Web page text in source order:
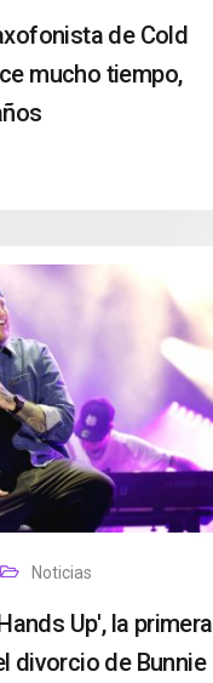
de Cold
mucho tiempo,
Noticias
Up', la primera
divorcio de Bunnie